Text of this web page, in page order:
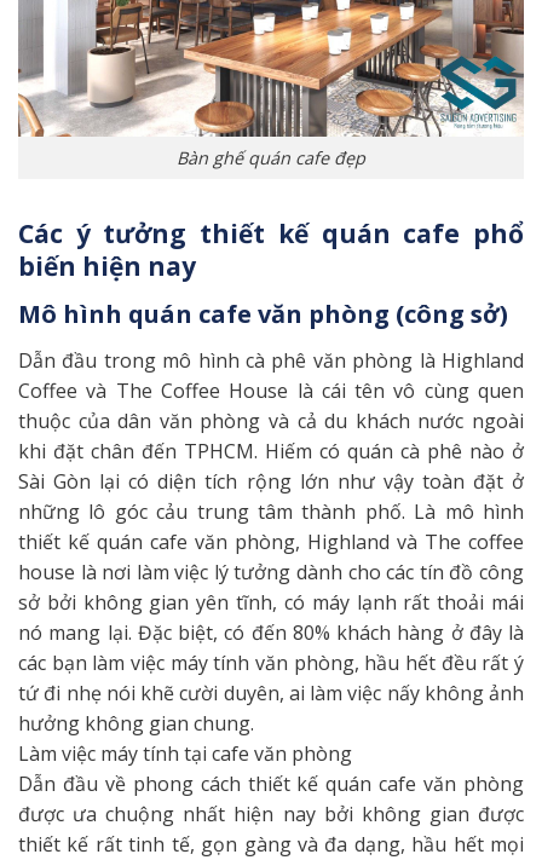
Bàn ghế quán cafe đẹp
Các ý tưởng thiết kế quán cafe phổ
biến hiện nay
Mô hình quán cafe văn phòng (công sở)
Dẫn đầu trong mô hình cà phê văn phòng là Highland
Coffee và The Coffee House là cái tên vô cùng quen
thuộc của dân văn phòng và cả du khách nước ngoài
khi đặt chân đến TPHCM. Hiếm có quán cà phê nào ở
Sài Gòn lại có diện tích rộng lớn như vậy toàn đặt ở
những lô góc cảu trung tâm thành phố. Là mô hình
thiết kế quán cafe văn phòng, Highland và The coffee
house là nơi làm việc lý tưởng dành cho các tín đồ công
sở bởi không gian yên tĩnh, có máy lạnh rất thoải mái
nó mang lại. Đặc biệt, có đến 80% khách hàng ở đây là
các bạn làm việc máy tính văn phòng, hầu hết đều rất ý
tứ đi nhẹ nói khẽ cười duyên, ai làm việc nấy không ảnh
hưởng không gian chung.
Làm việc máy tính tại cafe văn phòng
Dẫn đầu về phong cách thiết kế quán cafe văn phòng
được ưa chuộng nhất hiện nay bởi không gian được
thiết kế rất tinh tế, gọn gàng và đa dạng, hầu hết mọi